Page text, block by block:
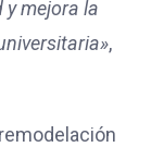
mejora la
,